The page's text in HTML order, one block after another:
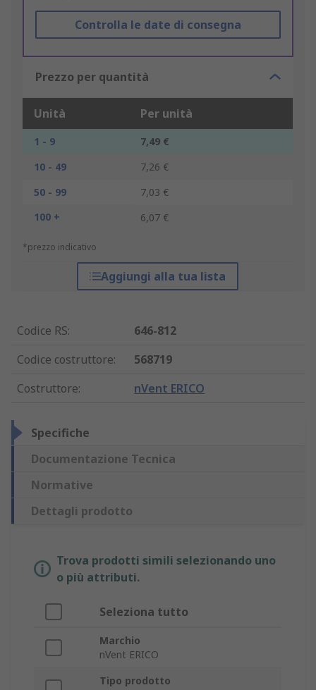
Controlla le date di consegna
Prezzo per quantità
Unità Per unità
1 - 9
7,49 €
10 - 49
7,26 €
50 - 99
7,03 €
100 +
6,07 €
*prezzo indicativo
Aggiungi alla tua lista
Codice RS:
646-812
Codice costruttore:
568719
Costruttore: nVent ERICO
Specifiche
Documentazione Tecnica
Normative
Dettagli prodotto
Trova prodotti simili selezionando uno
o più attributi.
Seleziona tutto
Marchio
nVent ERICO
Tipo prodotto